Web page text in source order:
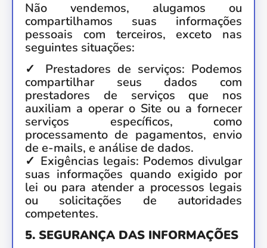
Não vendemos, alugamos ou
compartilhamos suas informações
pessoais com terceiros, exceto nas
seguintes situações:
✓ Prestadores de serviços: Podemos
compartilhar seus dados com
prestadores de serviços que nos
auxiliam a operar o Site ou a fornecer
serviços específicos, como
processamento de pagamentos, envio
de e-mails, e análise de dados.
✓ Exigências legais: Podemos divulgar
suas informações quando exigido por
lei ou para atender a processos legais
ou solicitações de autoridades
competentes.
5. SEGURANÇA DAS INFORMAÇÕES